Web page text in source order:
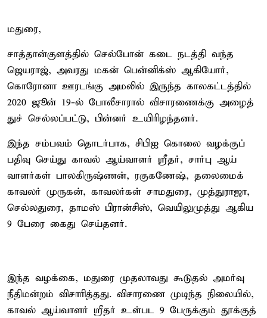
மதுரை,
சாத்​தான்​குளத்​தில் செல்​போன் கடை நடத்தி வந்த
ஜெய​ராஜ், அவரது மகன் பென்​னிக்ஸ் ஆகியோர்,
கொரோனா ஊரடங்கு அமலில் இருந்த காலகட்டத்தில்
2020 ஜூன் 19-ல் போலீ​சாரால் விசா​ரணைக்கு அழைத்​
துச் செல்​லப்​பட்​டு, பின்​னர் உயி​ரிழந்​தனர்.
இந்த சம்​பவம் தொடர்​பாக, சிபிஐ கொலை வழக்​குப்
பதிவு செய்து காவல் ஆய்​வாளர் ஸ்ரீதர், சார்பு ஆய்​
வாளர்​கள் பால​கிருஷ்ணன், ரகு​கணேஷ், தலை​மைக்
காவலர் முரு​கன், காவலர்​கள் சாமதுரை, முத்​து​ராஜா,
செல்​லதுரை, தாமஸ் பிரான்​சிஸ், வெயிலு​முத்து ஆகிய
9 பேரை கைது செய்​தனர்.
இந்த வழக்​கை, மதுரை முதலா​வது கூடு​தல் அமர்வு
நீதி​மன்​றம் விசா​ரித்​தது. விசா​ரணை முடிந்த நிலை​யில்,
காவல் ஆய்​வாளர் ஸ்ரீதர் உள்பட 9 பேருக்​கும் தூக்​குத்